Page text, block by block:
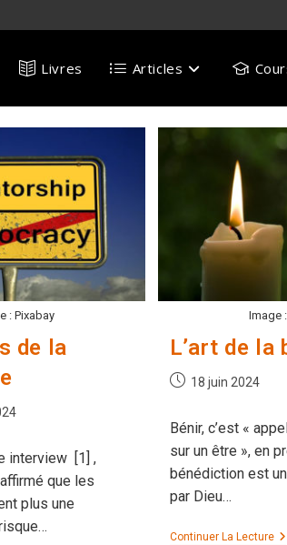
Livres Articles
: Pixabay
de la
interview [1] ,
que les
plus une
Image
L’art de la
Publication
18 juin 2024
Bénir, c’est «
sur un être », en
bénédiction est
par Dieu…
Continuer La Lecture